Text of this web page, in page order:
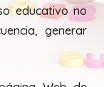
educativo no
generar